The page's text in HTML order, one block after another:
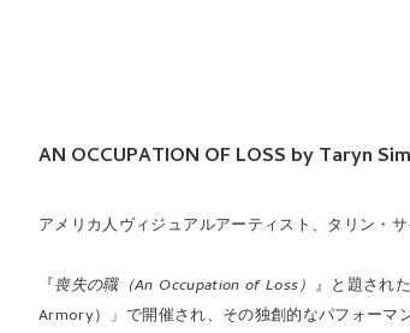
AN OCCUPATION OF LOSS by Taryn
アメリカ人ヴィジュアルアーティスト、タリン・
『喪失の職（An Occupation of Loss） 』と題され
Armory）」で開催され、その独創的なパフォー